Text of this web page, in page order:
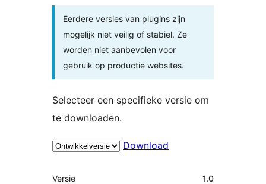
Eerdere versies van plugins zijn
mogelijk niet veilig of stabiel. Ze
worden niet aanbevolen voor
gebruik op productie websites.
Selecteer een specifieke versie om
te downloaden.
Download
Meta
Versie 1.0